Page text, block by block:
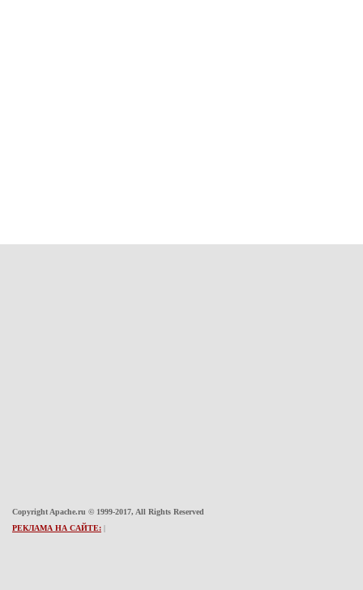
Copyright Apache.ru © 1999-2017, All Rights Reserved
РЕКЛАМА НА САЙТЕ: |